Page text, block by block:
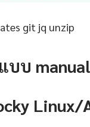
git jq unzip
บบ
Linux/